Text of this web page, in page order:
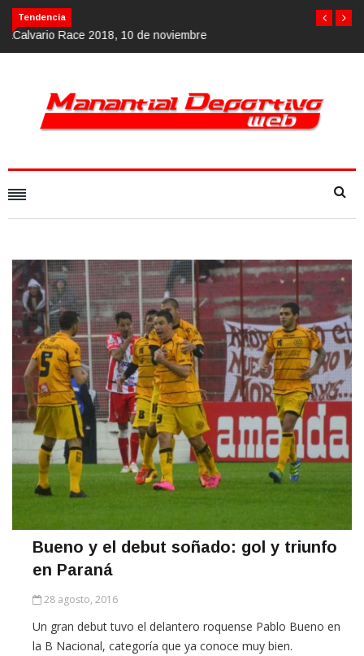
Tendencia
Bueno y el debut soñado: gol y triunfo
en Paraná
Un gran debut tuvo el delantero roquense Pablo Bueno en
la B Nacional, categoría que ya conoce muy bien.